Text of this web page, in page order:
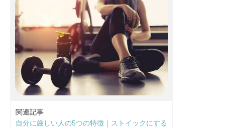
関連記事
自分に厳しい人の5つの特徴｜ストイックにする